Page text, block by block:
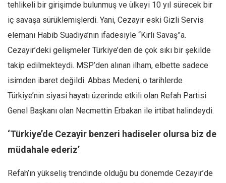
tehlikeli bir girişimde bulunmuş ve ülkeyi 10 yıl sürecek bir
iç savaşa sürüklemişlerdi. Yani, Cezayir eski Gizli Servis
elemanı Habib Suadiya’nın ifadesiyle “Kirli Savaş”a.
Cezayir’deki gelişmeler Türkiye’den de çok sıkı bir şekilde
takip edilmekteydi. MSP’den alınan ilham, elbette sadece
isimden ibaret değildi. Abbas Medeni, o tarihlerde
Türkiye’nin siyasi hayatı üzerinde etkili olan Refah Partisi
Genel Başkanı olan Necmettin Erbakan ile irtibat halindeydi.
‘Türkiye’de Cezayir benzeri hadiseler olursa biz de
müdahale ederiz’
Refah’ın yükseliş trendinde olduğu bu dönemde Cezayir’de